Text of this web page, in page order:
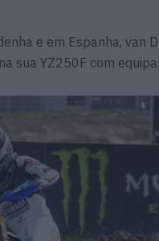
e em Espanha, van
sua YZ250F com